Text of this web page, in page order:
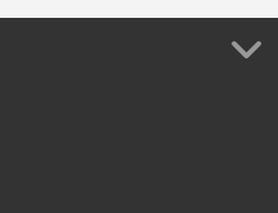
de Minca
y Barranquilla